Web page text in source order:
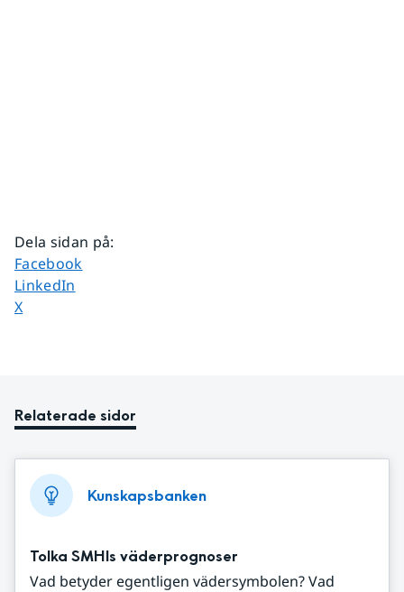
Dela sidan på:
Dela sidan på
Facebook
Dela sidan på
LinkedIn
Dela sidan på
X
Relaterade sidor
Kunskapsbanken
Tolka SMHIs väderprognoser
Vad betyder egentligen vädersymbolen? Vad